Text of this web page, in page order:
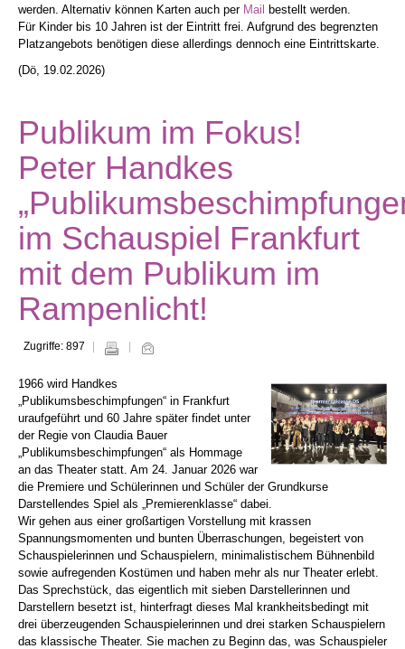
werden. Alternativ können Karten auch per Mail
bestellt werden.
Für Kinder bis 10 Jahren ist der Eintritt frei. Aufgrund des begrenzten
Platzangebots benötigen diese allerdings dennoch eine Eintrittskarte.
(Dö, 19.02.2026)
Publikum im Fokus!
Peter Handkes
im Schauspiel Frankfurt
mit dem Publikum im
Rampenlicht!
Zugriffe: 897
1966 wird Handkes
„Publikumsbeschimpfungen“ in Frankfurt
uraufgeführt und 60 Jahre später findet unter
der Regie von Claudia Bauer
„Publikumsbeschimpfungen“ als Hommage
an das Theater statt. Am 24. Januar 2026 war
die Premiere und Schülerinnen und Schüler der Grundkurse
Darstellendes Spiel als „Premierenklasse“ dabei.
Wir gehen aus einer großartigen Vorstellung mit krassen
Spannungsmomenten und bunten Überraschungen, begeistert von
Schauspielerinnen und Schauspielern, minimalistischem Bühnenbild
sowie aufregenden Kostümen und haben mehr als nur Theater erlebt.
Das Sprechstück, das eigentlich mit sieben Darstellerinnen und
Darstellern besetzt ist, hinterfragt dieses Mal krankheitsbedingt mit
drei überzeugenden Schauspielerinnen und drei starken Schauspielern
das klassische Theater. Sie machen zu Beginn das, was Schauspieler